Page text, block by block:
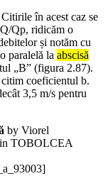
în acest caz se
Qp, ridicăm o
și notăm cu
paralelă la abscisă
„B” (figura 2.87).
coeficientul b.
3,5 m/s pentru
by Viorel
TOBOLCEA